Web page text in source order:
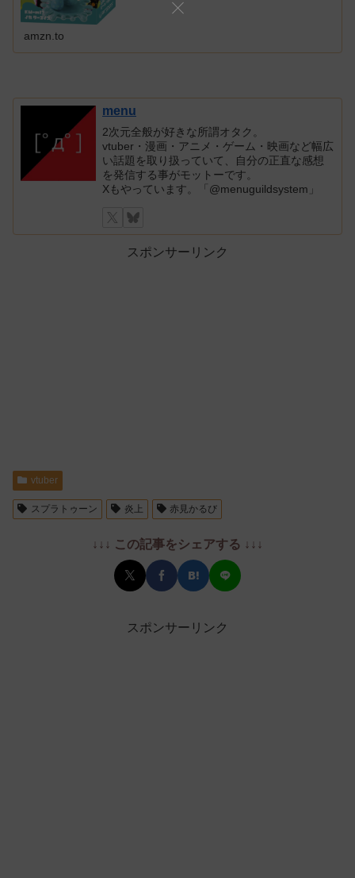
amzn.to
menu
2次元全般が好きな所謂オタク。
vtuber・漫画・アニメ・ゲーム・映画など幅広
い話題を取り扱っていて、自分の正直な感想
を発信する事がモットーです。
Xもやっています。「@menuguildsystem」
スポンサーリンク
vtuber
スプラトゥーン 炎上 赤見かるび
↓↓↓ この記事をシェアする ↓↓↓
スポンサーリンク